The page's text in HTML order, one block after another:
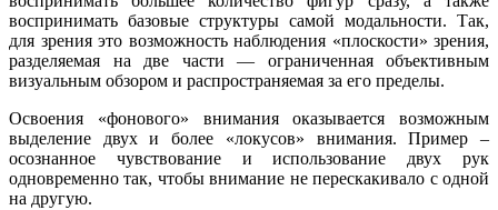
воспринимать базовые структуры самой модальности. Так,
для зрения это возможность наблюдения «плоскости» зрения,
разделяемая на две части — ограниченная объективным
визуальным обзором и распространяемая за его пределы.
Освоения «фонового» внимания оказывается возможным
выделение двух и более «локусов» внимания. Пример –
осознанное чувствование и использование двух рук
одновременно так, чтобы внимание не перескакивало с одной
на другую.